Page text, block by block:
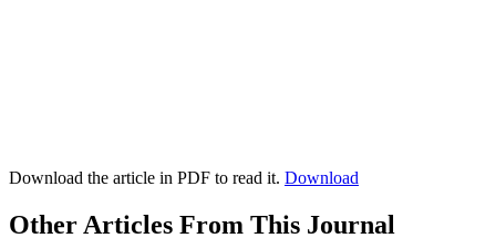
Download the article in PDF to read it. Download
Other Articles From This Journal